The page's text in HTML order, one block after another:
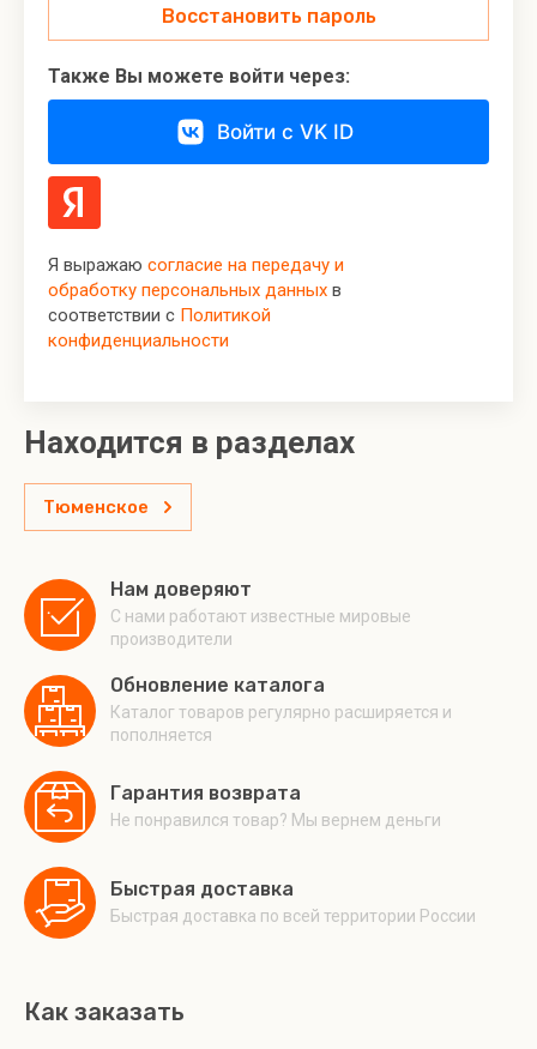
Восстановить пароль
Также Вы можете войти через:
Войти с VK ID
Я выражаю согласие на передачу и
обработку персональных данных в
соответствии с Политикой
конфиденциальности
Находится в разделах
Тюменское
Нам доверяют
С нами работают известные мировые
производители
Обновление каталога
Каталог товаров регулярно расширяется и
пополняется
Гарантия возврата
Не понравился товар? Мы вернем деньги
Быстрая доставка
Быстрая доставка по всей территории России
Как заказать